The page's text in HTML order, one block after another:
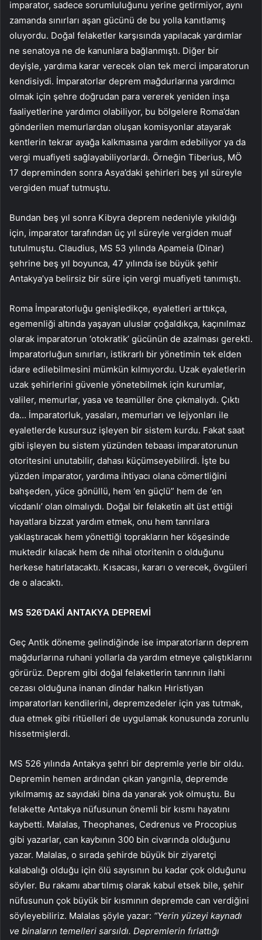
imparator, sadece sorumluluğunu yerine getirmiyor, aynı
zamanda sınırları aşan gücünü de bu yolla kanıtlamış
oluyordu. Doğal felaketler karşısında yapılacak yardımlar
ne senatoya ne de kanunlara bağlanmıştı. Diğer bir
deyişle, yardıma karar verecek olan tek merci imparatorun
kendisiydi. İmparatorlar deprem mağdurlarına yardımcı
olmak için şehre doğrudan para vererek yeniden inşa
faaliyetlerine yardımcı olabiliyor, bu bölgelere Roma’dan
gönderilen memurlardan oluşan komisyonlar atayarak
kentlerin tekrar ayağa kalkmasına yardım edebiliyor ya da
vergi muafiyeti sağlayabiliyorlardı. Örneğin Tiberius, MÖ
17 depreminden sonra Asya’daki şehirleri beş yıl süreyle
vergiden muaf tutmuştu.
Bundan beş yıl sonra Kibyra deprem nedeniyle yıkıldığı
için, imparator tarafından üç yıl süreyle vergiden muaf
tutulmuştu. Claudius, MS 53 yılında Apameia (Dinar)
şehrine beş yıl boyunca, 47 yılında ise büyük şehir
Antakya’ya belirsiz bir süre için vergi muafiyeti tanımıştı.
Roma İmparatorluğu genişledikçe, eyaletleri arttıkça,
egemenliği altında yaşayan uluslar çoğaldıkça, kaçınılmaz
olarak imparatorun ‘otokratik’ gücünün de azalması gerekti.
İmparatorluğun sınırları, istikrarlı bir yönetimin tek elden
idare edilebilmesini mümkün kılmıyordu. Uzak eyaletlerin
uzak şehirlerini güvenle yönetebilmek için kurumlar,
valiler, memurlar, yasa ve teamüller öne çıkmalıydı. Çıktı
da… İmparatorluk, yasaları, memurları ve lejyonları ile
eyaletlerde kusursuz işleyen bir sistem kurdu. Fakat saat
gibi işleyen bu sistem yüzünden tebaası imparatorunun
otoritesini unutabilir, dahası küçümseyebilirdi. İşte bu
yüzden imparator, yardıma ihtiyacı olana cömertliğini
bahşeden, yüce gönüllü, hem ‘en güçlü” hem de ‘en
vicdanlı’ olan olmalıydı. Doğal bir felaketin alt üst ettiği
hayatlara bizzat yardım etmek, onu hem tanrılara
yaklaştıracak hem yönettiği toprakların her köşesinde
muktedir kılacak hem de nihai otoritenin o olduğunu
herkese hatırlatacaktı. Kısacası, kararı o verecek, övgüleri
de o alacaktı.
MS 526’DAKİ ANTAKYA DEPREMİ
Geç Antik döneme gelindiğinde ise imparatorların deprem
mağdurlarına ruhani yollarla da yardım etmeye çalıştıklarını
görürüz. Deprem gibi doğal felaketlerin tanrının ilahi
cezası olduğuna inanan dindar halkın Hıristiyan
imparatorları kendilerini, depremzedeler için yas tutmak,
dua etmek gibi ritüelleri de uygulamak konusunda zorunlu
hissetmişlerdi.
MS 526 yılında Antakya şehri bir depremle yerle bir oldu.
Depremin hemen ardından çıkan yangınla, depremde
yıkılmamış az sayıdaki bina da yanarak yok olmuştu. Bu
felakette Antakya nüfusunun önemli bir kısmı hayatını
kaybetti. Malalas, Theophanes, Cedrenus ve Procopius
gibi yazarlar, can kaybının 300 bin civarında olduğunu
yazar. Malalas, o sırada şehirde büyük bir ziyaretçi
kalabalığı olduğu için ölü sayısının bu kadar çok olduğunu
söyler. Bu rakamı abartılmış olarak kabul etsek bile, şehir
nüfusunun çok büyük bir kısmının depremde can verdiğini
söyleyebiliriz. Malalas şöyle yazar: “Yerin yüzeyi kaynadı
ve binaların temelleri sarsıldı. Depremlerin fırlattığı